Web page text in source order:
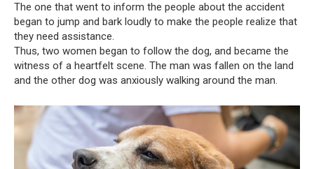
The one that went to inform the people about the accident
began to jump and bark loudly to make the people realize that
they need assistance.
Thus, two women began to follow the dog, and became the
witness of a heartfelt scene. The man was fallen on the land
and the other dog was anxiously walking around the man.